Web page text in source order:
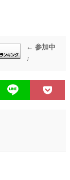
← 参加中
♪